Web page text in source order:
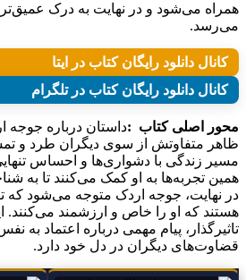
همراه می‌شود و در نهایت به درک
می‌رسد.
کانال دانلود رایگان کتاب در ایتا
کانال دانلود رایگان کتاب در تلگرام
محور اصلی کتاب :داستان درباره جوجه
ظاهر متفاوتش از سوی دیگران طرد و
مسیر زندگی با دشواری‌ها و احساس
همین تجربه‌ها به او کمک می‌کنند تا به
در نهایت، جوجه اردک متوجه می‌شود
هستند که او را خاص و ارزشمند می‌کنند.
تاثیرگذار، پیام مهمی درباره اعتماد به
قضاوت‌های دیگران در دل خود دارد.